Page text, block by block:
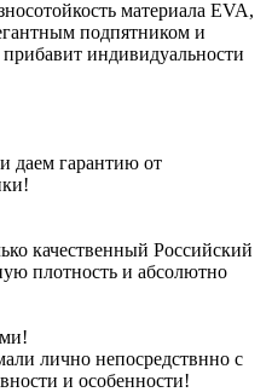
материала EVA,
подпятником и
индивидуальности
даем гарантию от
качественный Российский
плотность и абсолютно
лично непосредствнно с
и особенности!